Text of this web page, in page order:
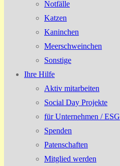
Notfälle
Katzen
Kaninchen
Meerschweinchen
Sonstige
Ihre Hilfe
Aktiv mitarbeiten
Social Day Projekte
für Unternehmen / ESG
Spenden
Patenschaften
Mitglied werden